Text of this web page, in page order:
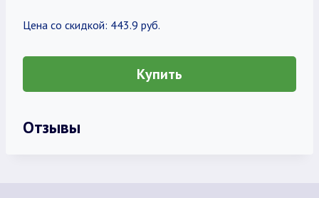
Цена со скидкой: 443.9 руб.
Купить
Отзывы